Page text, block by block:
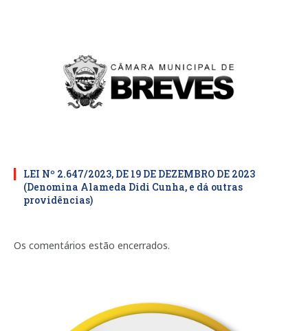
LEI Nº 2.647/2023, DE 19 DE DEZEMBRO DE 2023
(Denomina Alameda Didi Cunha, e dá outras
providências)
Os comentários estão encerrados.